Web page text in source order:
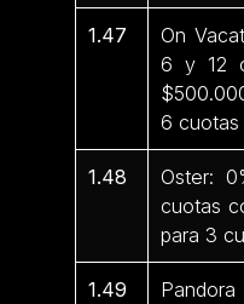
1.47
On
6 y 12
6
1.48
Oster:
cuotas
para 3
1.49